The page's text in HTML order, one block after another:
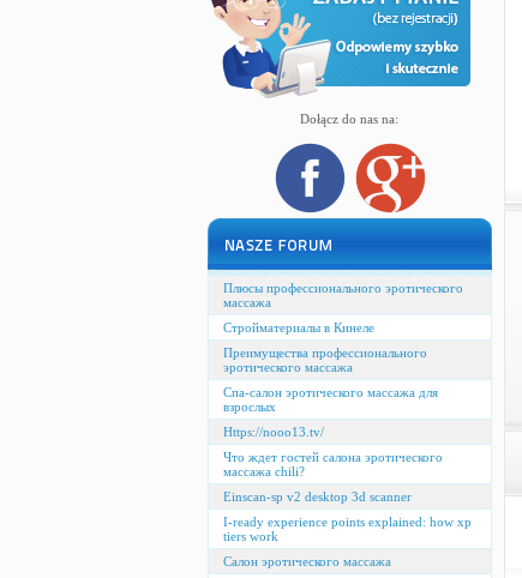
Dołącz do nas na:
Плюсы профессионального эротического
массажа
Стройматериалы в Кинеле
Преимущества профессионального
эротического массажа
Спа-салон эротического массажа для
взрослых
Https://nooo13.tv/
Что ждет гостей салона эротического
массажа chili?
Einscan-sp v2 desktop 3d scanner
I-ready experience points explained: how xp
tiers work
Салон эротического массажа